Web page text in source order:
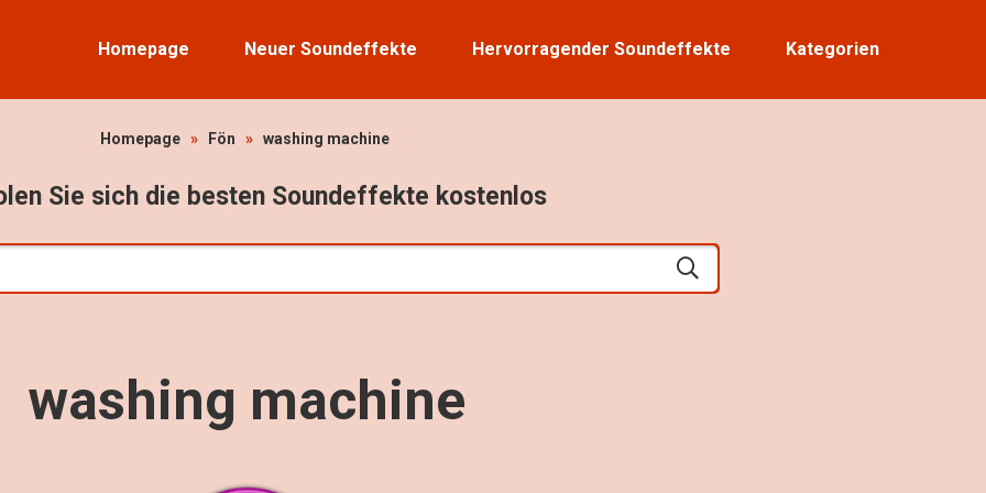
Homepage Neuer Soundeffekte Hervorragender Soundeffekte Kategorien
Homepage » Fön » washing machine
Sie sich die besten Soundeffekte kostenlos
washing machine